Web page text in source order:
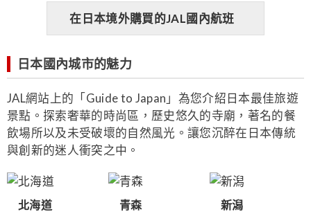
在日本境外購買的JAL國內航班
日本國內城市的魅力
JAL網站上的「Guide to Japan」為您介紹日本最佳旅遊
景點。探索奢華的時尚區，歷史悠久的寺廟，著名的餐
飲場所以及未受破壞的自然風光。讓您沉醉在日本傳統
與創新的迷人衝突之中。
北海道 青森 新潟